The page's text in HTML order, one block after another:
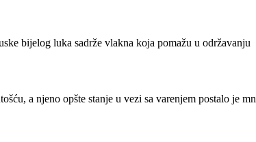
bijelog luka sadrže vlakna koja pomažu u održavanju
a njeno opšte stanje u vezi sa varenjem postalo je